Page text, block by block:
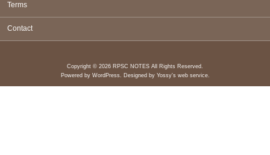
Terms
Contact
Copyright © 2026 RPSC NOTES All Rights Reserved.
Powered by WordPress . Designed by Yossy's web service.